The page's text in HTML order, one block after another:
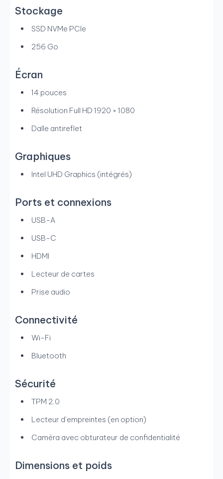
Stockage
SSD NVMe PCIe
256 Go
Écran
14 pouces
Résolution Full HD 1920 × 1080
Dalle antireflet
Graphiques
Intel UHD Graphics (intégrés)
Ports et connexions
USB-A
USB-C
HDMI
Lecteur de cartes
Prise audio
Connectivité
Wi-Fi
Bluetooth
Sécurité
TPM 2.0
Lecteur d’empreintes (en option)
Caméra avec obturateur de confidentialité
Dimensions et poids